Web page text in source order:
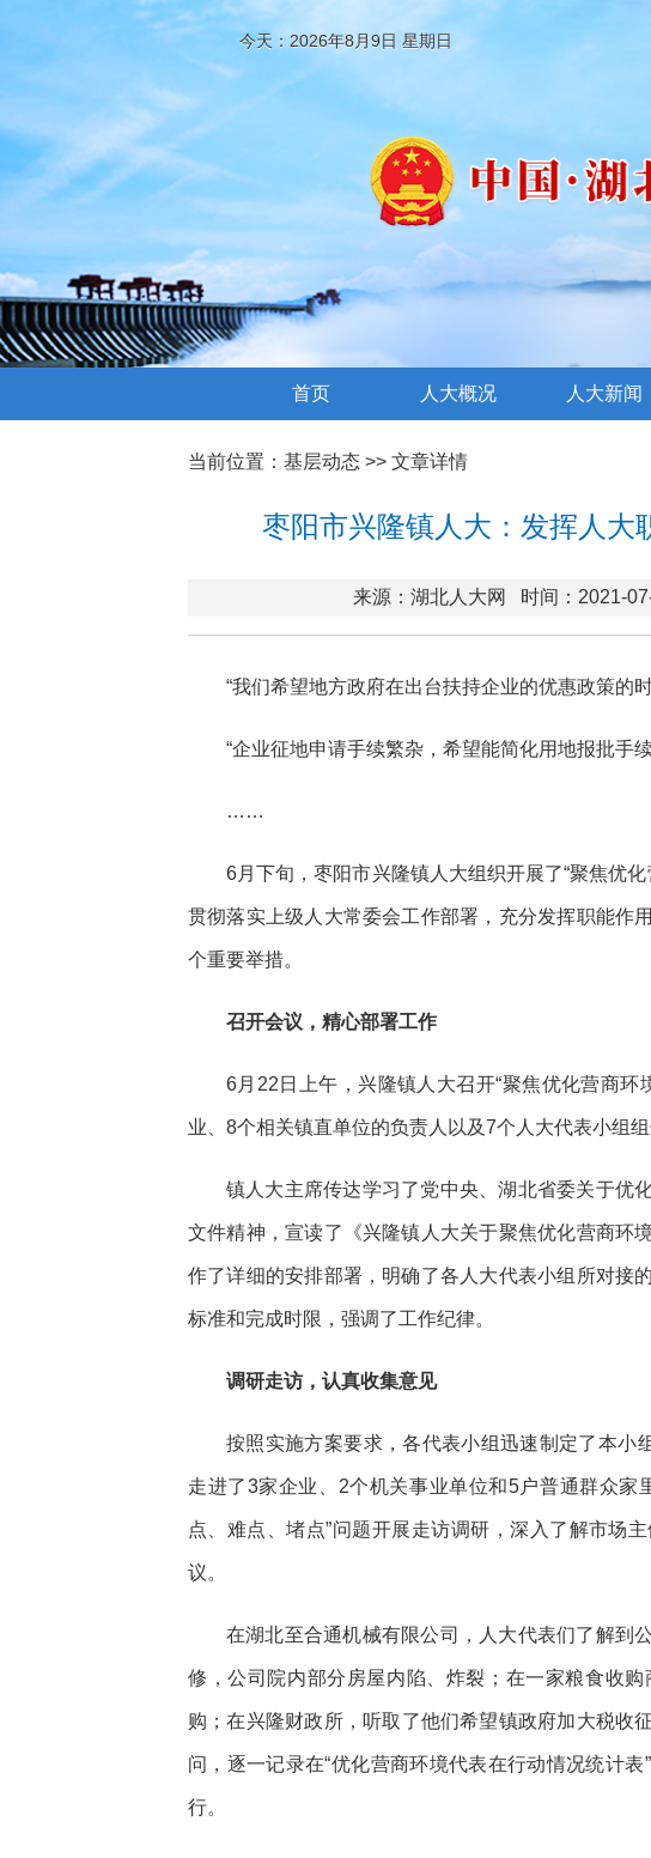
今天：2026年8月9日 星期日
首页 人大概况 人大新闻
当前位置： 基层动态 >> 文章详情
枣阳市兴隆镇人大：发挥人大
来源：湖北人大网 时间：2021-
“我们希望地方政府在出台扶持企业的优惠政策的
“企业征地申请手续繁杂，希望能简化用地报批手
……
6月下旬，枣阳市兴隆镇人大组织开展了“聚焦优
贯彻落实上级人大常委会工作部署，充分发挥职能作
个重要举措。
召开会议，精心部署工作
6月22日上午，兴隆镇人大召开“聚焦优化营商
业、8个相关镇直单位的负责人以及7个人大代表小组组
镇人大主席传达学习了党中央、湖北省委关于优
文件精神，宣读了《兴隆镇人大关于聚焦优化营商环
作了详细的安排部署，明确了各人大代表小组所对接
标准和完成时限，强调了工作纪律。
调研走访，认真收集意见
按照实施方案要求，各代表小组迅速制定了本小
走进了3家企业、2个机关事业单位和5户普通群众家
点、难点、堵点”问题开展走访调研，深入了解市场
议。
在湖北至合通机械有限公司，人大代表们了解到
修，公司院内部分房屋内陷、炸裂；在一家粮食收
购；在兴隆财政所，听取了他们希望镇政府加大税
问，逐一记录在“优化营商环境代表在行动情况统计
行。